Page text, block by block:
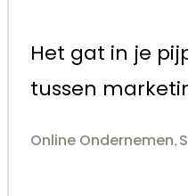
Het gat in je
tussen
Online Ondernemen